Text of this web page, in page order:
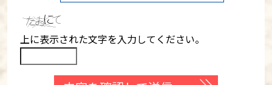
上に表示された文字を入力してください。